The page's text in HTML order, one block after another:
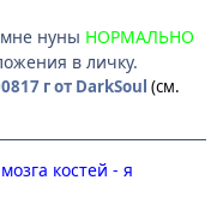
мне нуны НОРМАЛЬНО
в личку.
17 гот DarkSoul (см.
костей - я